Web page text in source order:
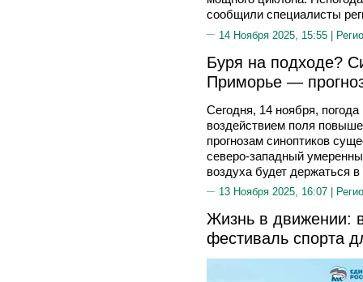
сообщили специалисты
14 Ноября 2025, 15:55 |
Буря на подходе?
Приморье —
Сегодня, 14 ноября,
воздействием поля
прогнозам синоптиков
северо-западный
воздуха будет держаться
13 Ноября 2025, 16:07 |
Жизнь в движении:
фестиваль спорта